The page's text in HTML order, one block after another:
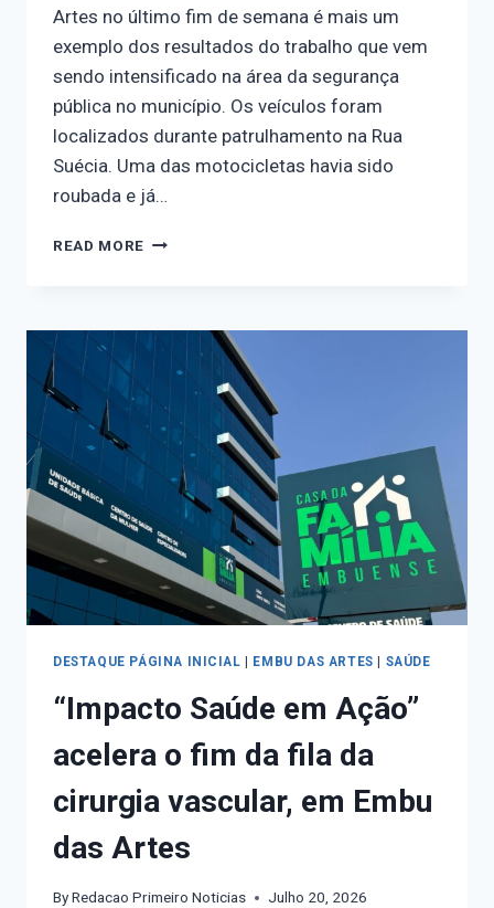
Artes no último fim de semana é mais um
exemplo dos resultados do trabalho que vem
sendo intensificado na área da segurança
pública no município. Os veículos foram
localizados durante patrulhamento na Rua
Suécia. Uma das motocicletas havia sido
roubada e já…
READ MORE
DESTAQUE PÁGINA INICIAL | EMBU DAS ARTES | SAÚDE
“Impacto Saúde em Ação”
acelera o fim da fila da
cirurgia vascular, em Embu
das Artes
ByRedacao Primeiro Noticias Julho 20, 2026